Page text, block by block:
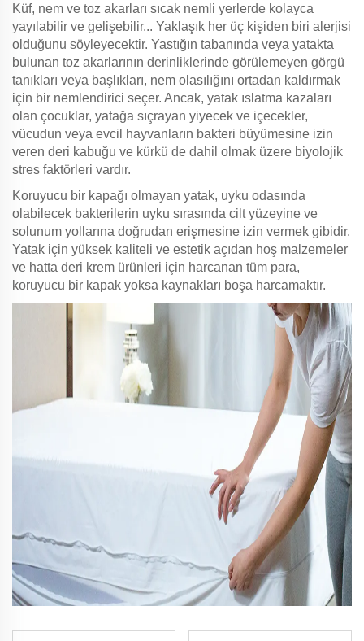
Küf, nem ve toz akarları sıcak nemli yerlerde kolayca
yayılabilir ve gelişebilir... Yaklaşık her üç kişiden biri alerjisi
olduğunu söyleyecektir. Yastığın tabanında veya yatakta
bulunan toz akarlarının derinliklerinde görülemeyen görgü
tanıkları veya başlıkları, nem olasılığını ortadan kaldırmak
için bir nemlendirici seçer. Ancak, yatak ıslatma kazaları
olan çocuklar, yatağa sıçrayan yiyecek ve içecekler,
vücudun veya evcil hayvanların bakteri büyümesine izin
veren deri kabuğu ve kürkü de dahil olmak üzere biyolojik
stres faktörleri vardır.
Koruyucu bir kapağı olmayan yatak, uyku odasında
olabilecek bakterilerin uyku sırasında cilt yüzeyine ve
solunum yollarına doğrudan erişmesine izin vermek gibidir.
Yatak için yüksek kaliteli ve estetik açıdan hoş malzemeler
ve hatta deri krem ürünleri için harcanan tüm para,
koruyucu bir kapak yoksa kaynakları boşa harcamaktır.